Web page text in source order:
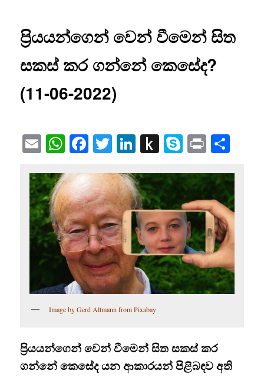
ප්‍රියයන්ගෙන් වෙන් වීමෙන් සිත
සකස් කර ගන්නේ කෙසේද?
(11-06-2022)
EmailWhatsApp
Facebook
Twitter
LinkedIn
Push
Kindle
Skype
Print
Image by Gerd Altmann from Pixabay
ප්‍රියයන්ගෙන් වෙන් වීමෙන් සිත සකස් කර
ගන්නේ කෙසේද යන ආකාරයන් පිළිබඳව අති